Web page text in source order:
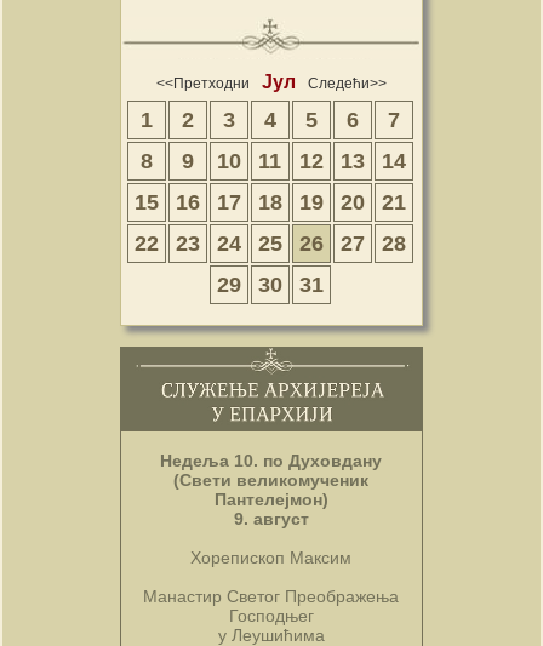
<<Претходни Јул Следећи>>
1 2 3 4 5 6
7
8
9 10 11 12 13
14
15
16 17 18 19 20
21
22
23 24 25 26 27
28
29
30 31
Недеља 10. по Духовдану
(Свети великомученик
Пантелејмон)
9. август
Хорепископ Максим
Манастир Светог Преображења
Господњег
у Леушићима